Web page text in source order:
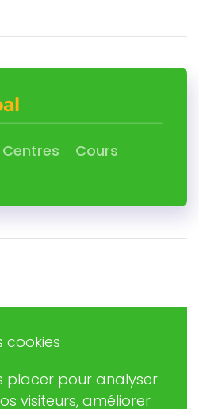
Centres
Cours
cookies
placer pour analyser
visiteurs, améliorer